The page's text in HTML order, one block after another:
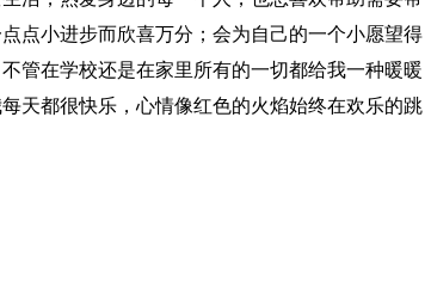
点小进步而欣喜万分；会为自己的一个小愿望得
管在学校还是在家里所有的一切都给我一种暖暖
天都很快乐，心情像红色的火焰始终在欢乐的跳